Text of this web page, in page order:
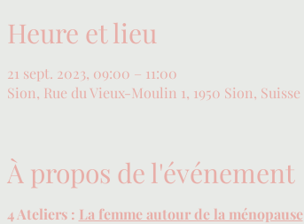
Heure et lieu
21 sept. 2023, 09:00 – 11:00
Sion, Rue du Vieux-Moulin 1, 1950 Sion, Suisse
À propos de l'événement
4 Ateliers : La femme autour de la ménopause